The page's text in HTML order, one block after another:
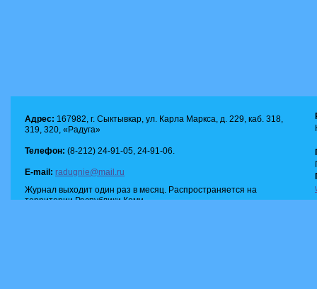
Адрес: 167982, г. Сыктывкар, ул. Карла Маркса, д. 229, каб. 318,
319, 320, «Радуга»
Телефон: (8-212) 24-91-05, 24-91-06.
E-mail: radugnie@mail.ru
Журнал выходит один раз в месяц. Распространяется на
территории Республики Коми.